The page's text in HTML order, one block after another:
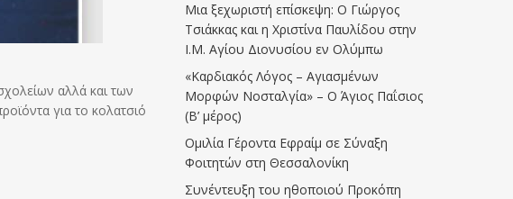
αλλά και των
για το κολατσιό
Μια ξεχωριστή επίσκεψη: Ο Γιώργος
Τσιάκκας και η Χριστίνα Παυλίδου στην
Ι.Μ. Αγίου Διονυσίου εν Ολύμπω
«Καρδιακός Λόγος – Αγιασμένων
Μορφών Νοσταλγία» – Ο Άγιος Παΐσιος
(Β’ μέρος)
Ομιλία Γέροντα Εφραίμ σε Σύναξη
Φοιτητών στη Θεσσαλονίκη
Συνέντευξη του ηθοποιού Προκόπη